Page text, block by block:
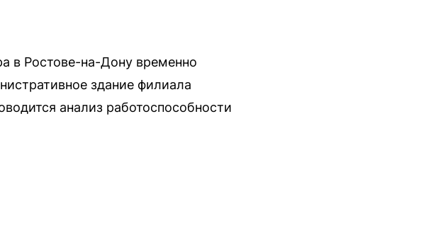
в Ростове-на-Дону временно
здание филиала
анализ работоспособности